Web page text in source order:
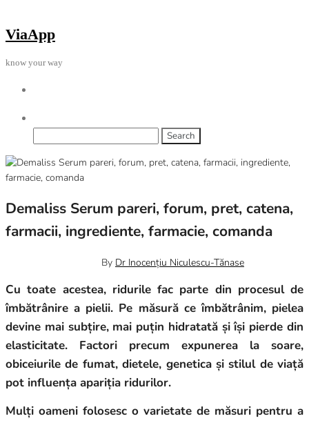
to
the
content
ViaApp
know your way
Demaliss Serum pareri, forum, pret, catena,
farmacii, ingrediente, farmacie, comanda
By Dr Inocențiu Niculescu-Tănase
Cu toate acestea, ridurile fac parte din procesul de
îmbătrânire a pielii. Pe măsură ce îmbătrânim, pielea
devine mai subțire, mai puțin hidratată și își pierde din
elasticitate. Factori precum expunerea la soare,
obiceiurile de fumat, dietele, genetica și stilul de viață
pot influența apariția ridurilor.
Mulți oameni folosesc o varietate de măsuri pentru a